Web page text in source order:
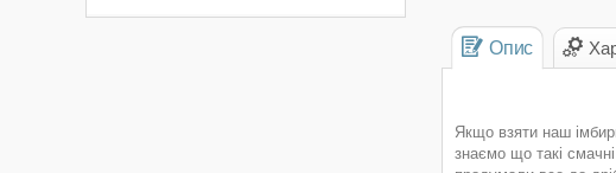
Опис
Якщо взяти наш
знаємо що такі